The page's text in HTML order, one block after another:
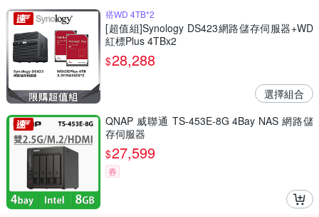
搭WD 4TB*2
[超值組]Synology DS423網路儲存伺服器+WD
紅標Plus 4TBx2
$28,288
選擇組合
QNAP 威聯通 TS-453E-8G 4Bay NAS 網路儲
存伺服器
$27,599
券